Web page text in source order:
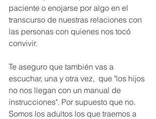
paciente o enojarse por algo en el
transcurso de nuestras relaciones con
las personas con quienes nos tocó
convivir.
Te aseguro que también vas a
escuchar, una y otra vez,  que "los hijos
no nos llegan con un manual de
instrucciones". Por supuesto que no.
Somos los adultos los que traemos a